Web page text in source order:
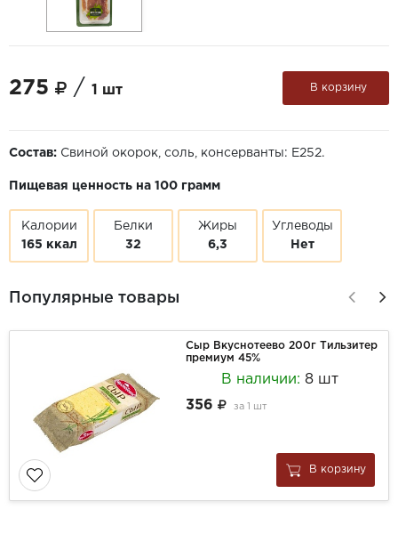
275 / 1 шт В корзину
Состав: Свиной окорок, соль, консерванты: Е252.
Пищевая ценность на 100 грамм
Калории
165 ккал
Белки
32
Жиры
6,3
Углеводы
Нет
Популярные товары
Сыр Вкуснотеево 200г Тильзитер
премиум 45%
В наличии:8 шт
356
за 1 шт
В корзину